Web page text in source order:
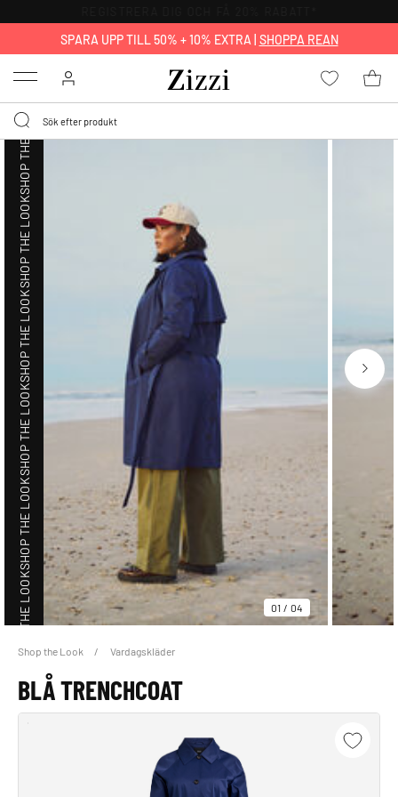
SPARA UPP TILL 50% + 10% EXTRA | SHOPPA REAN
Menu
01 / 04
SHOP THE LOOK
SHOP THE LOOK
SHOP THE LOOK
SHOP THE LOOK
SHOP THE LOOK
SHOP THE LOOK
SHOP THE LOOK
SHOP THE LOOK
Shop the Look Vardagskläder
BLÅ TRENCHCOAT